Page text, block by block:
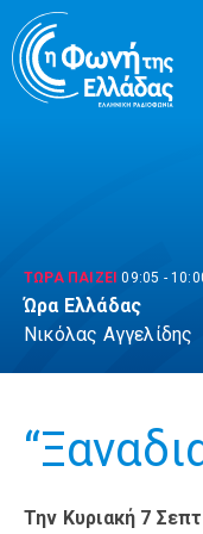
Μετάβαση
σε
περιεχόμενο
ΤΩΡΑ ΠΑΙΖΕΙ09:05 -
Ώρα Ελλάδας
Νικόλας Αγγελίδης
Την Κυριακή 7